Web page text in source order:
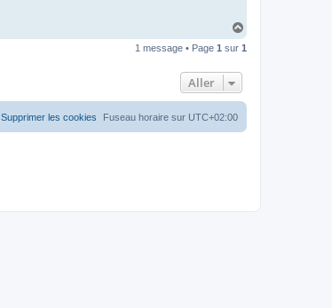
u
1 message • Page 1 sur 1
Aller
Fuseau horaire sur UTC+02:00
Supprimer les cookies